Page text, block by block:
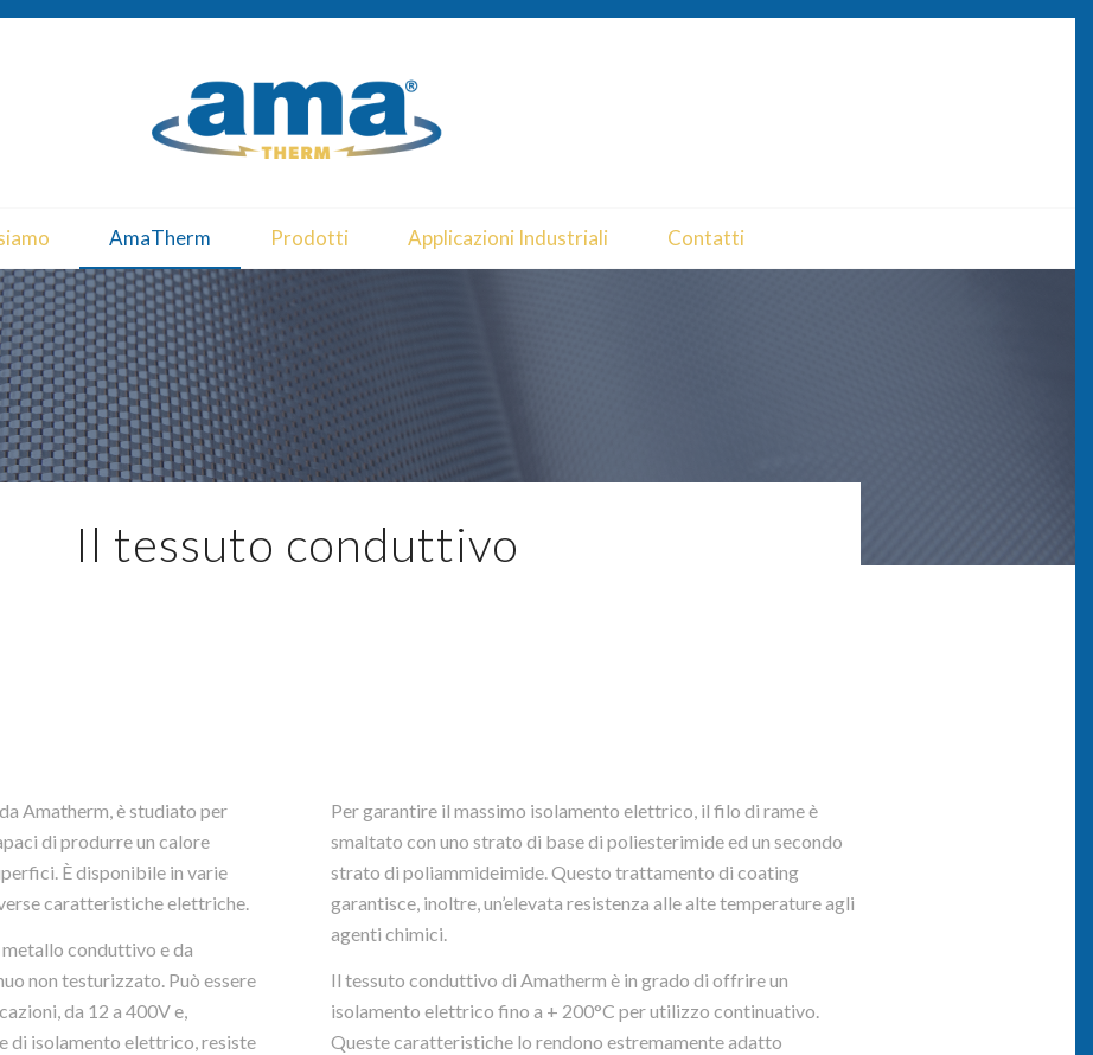
AmaTherm Prodotti Applicazioni Industriali Contatti
Il tessuto conduttivo
Amatherm, è studiato per
di produrre un calore
È disponibile in varie
caratteristiche elettriche.
conduttivo e da
non testurizzato. Può essere
da 12 a 400V e,
di isolamento elettrico, resiste
Per garantire il massimo isolamento elettrico, il filo di rame è
smaltato con uno strato di base di poliesterimide ed un secondo
strato di poliammideimide. Questo trattamento di coating
garantisce, inoltre, un’elevata resistenza alle alte temperature agli
agenti chimici.
Il tessuto conduttivo di Amatherm è in grado di offrire un
isolamento elettrico fino a + 200°C per utilizzo continuativo.
Queste caratteristiche lo rendono estremamente adatto